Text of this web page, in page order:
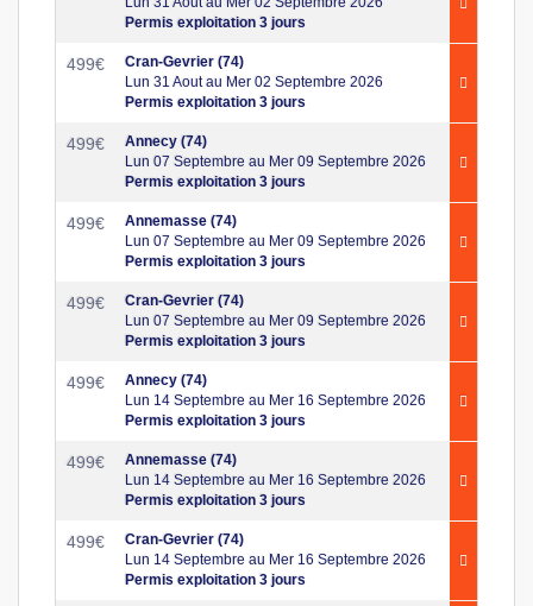
Permis exploitation 3 jours
499€
Cran-Gevrier (74)
Lun 31 Aout au Mer 02 Septembre 2026
Permis exploitation 3 jours
499€
Annecy (74)
Lun 07 Septembre au Mer 09 Septembre 2026
Permis exploitation 3 jours
499€
Annemasse (74)
Lun 07 Septembre au Mer 09 Septembre 2026
Permis exploitation 3 jours
499€
Cran-Gevrier (74)
Lun 07 Septembre au Mer 09 Septembre 2026
Permis exploitation 3 jours
499€
Annecy (74)
Lun 14 Septembre au Mer 16 Septembre 2026
Permis exploitation 3 jours
499€
Annemasse (74)
Lun 14 Septembre au Mer 16 Septembre 2026
Permis exploitation 3 jours
499€
Cran-Gevrier (74)
Lun 14 Septembre au Mer 16 Septembre 2026
Permis exploitation 3 jours